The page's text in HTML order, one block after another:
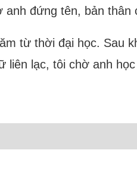
anh đứng tên, bản
từ thời đại học. Sau
liên lạc, tôi chờ anh